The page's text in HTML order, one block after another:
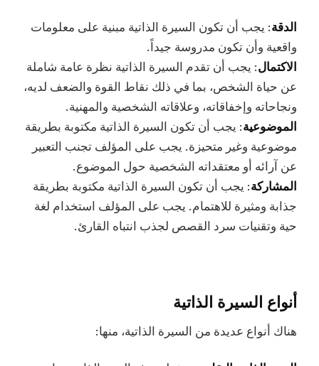
الدقة: يجب أن تكون السيرة الذاتية مبنية على معلومات
واقعية وأن تكون مدروسة جيداً.
الاكتمال: يجب أن تقدم السيرة الذاتية نظرة عامة شاملة
عن حياة الشخص، بما في ذلك نقاط القوة والضعف لديه،
ونجاحاته وإخفاقاته، وعلاقاته الشخصية والمهنية.
الموضوعية: يجب أن تكون السيرة الذاتية مكتوبة بطريقة
موضوعية وغير متحيزة. يجب على المؤلف تجنب التعبير
عن آرائه أو معتقداته الشخصية حول الموضوع.
المشاركة: يجب أن تكون السيرة الذاتية مكتوبة بطريقة
جذابة ومثيرة للاهتمام. يجب على المؤلف استخدام لغة
حية وتقنيات سرد القصص لجذب انتباه القارئ.
أنواع السيرة الذاتية
هناك أنواع عديدة من السيرة الذاتية، منها: